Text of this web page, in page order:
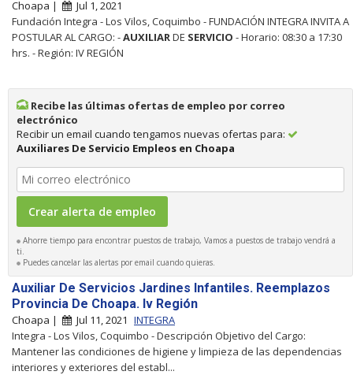
Choapa |
Jul 1, 2021
Fundación Integra - Los Vilos, Coquimbo - FUNDACIÓN INTEGRA INVITA A
POSTULAR AL CARGO: -AUXILIAR DE SERVICIO - Horario: 08:30 a 17:30
hrs. - Región: IV REGIÓN
Recibe las últimas ofertas de empleo por correo
electrónico
Recibir un email cuando tengamos nuevas ofertas para:
Auxiliares De Servicio Empleos en Choapa
Ahorre tiempo para encontrar puestos de trabajo, Vamos a puestos de trabajo vendrá a
ti.
Puedes cancelar las alertas por email cuando quieras.
Auxiliar De Servicios Jardines Infantiles. Reemplazos
Provincia De Choapa. Iv Región
Choapa | Jul 11, 2021 INTEGRA
Integra - Los Vilos, Coquimbo - Descripción Objetivo del Cargo:
Mantener las condiciones de higiene y limpieza de las dependencias
interiores y exteriores del establ...